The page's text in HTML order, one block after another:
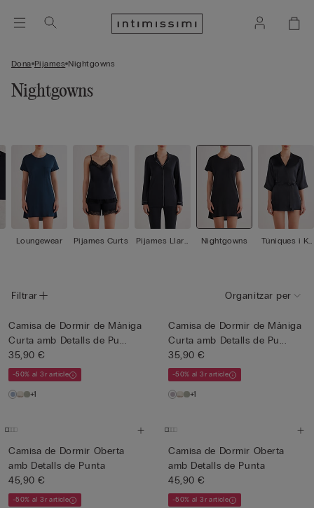
Dona Pijames Nightgowns
Nightgowns
Loungewear Pijames Curts
Pijames Llarg
Nightgowns
Túniques i Ki
Filtrar Organitzar per
Camisa de Dormir de Màniga
Curta amb Detalls de Pu...
35,90 €
-50% al 3r article
+1
Camisa de Dormir de Màniga
Curta amb Detalls de Pu...
35,90 €
-50% al 3r article
+1
Camisa de Dormir Oberta
amb Detalls de Punta
45,90 €
-50% al 3r article
Camisa de Dormir Oberta
amb Detalls de Punta
45,90 €
-50% al 3r article